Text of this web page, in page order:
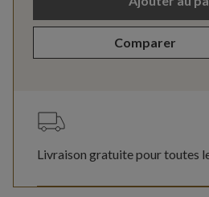
Comparer
Livraison gratuite pour toutes